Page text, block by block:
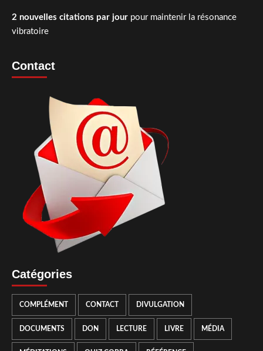
2 nouvelles citations par jour pour maintenir la résonance
vibratoire
Contact
Catégories
COMPLÉMENT CONTACT DIVULGATION
DOCUMENTS DON LECTURE LIVRE MÉDIA